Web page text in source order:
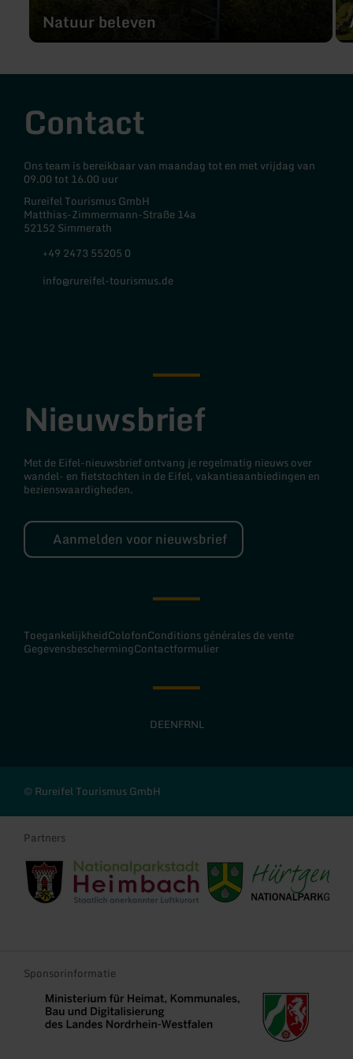
Natuur beleven
Contact
Ons team is bereikbaar van maandag tot en met vrijdag van
09.00 tot 16.00 uur
Rureifel Tourismus GmbH
Matthias-Zimmermann-Straße 14a
52152 Simmerath
+49 2473 55205 0
info@rureifel-tourismus.de
Nieuwsbrief
Met de Eifel-nieuwsbrief ontvang je regelmatig nieuws over
wandel- en fietstochten in de Eifel, vakantieaanbiedingen en
bezienswaardigheden.
Aanmelden voor nieuwsbrief
ToegankelijkheidColofonConditions générales de vente
GegevensbeschermingContactformulier
DEENFRNL
© Rureifel Tourismus GmbH
Partners
Stadt Heimbach Gemeinde Hürtgenwald
Sponsorinformatie